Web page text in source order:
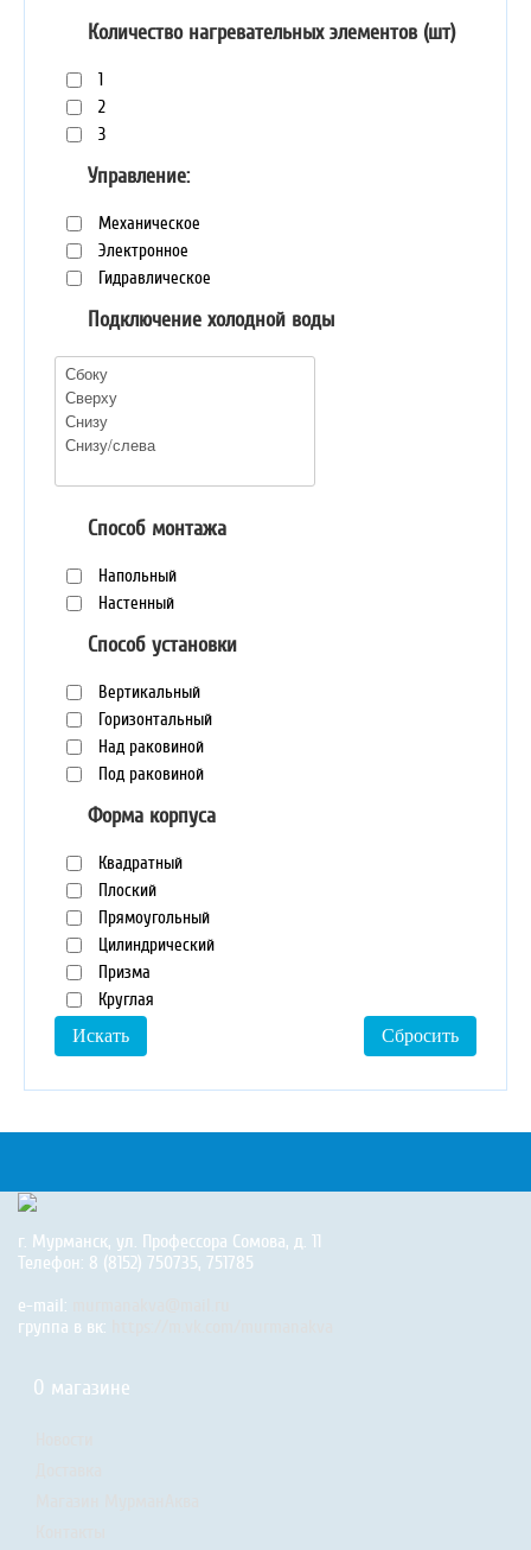
Количество нагревательных элементов (шт)
1
2
3
Управление:
Механическое
Электронное
Гидравлическое
Подключение холодной воды
Способ монтажа
Напольный
Настенный
Способ установки
Вертикальный
Горизонтальный
Над раковиной
Под раковиной
Форма корпуса
Квадратный
Плоский
Прямоугольный
Цилиндрический
Призма
Круглая
г. Мурманск, ул. Профессора Сомова, д. 11
Телефон: 8 (8152) 750735, 751785
e-mail:
группа в вк:
О магазине